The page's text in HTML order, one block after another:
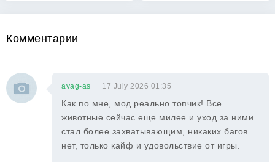
Комментарии
avag-as 17 July 2026 01:35
Как по мне, мод реально топчик! Все
животные сейчас еще милее и уход за ними
стал более захватывающим, никаких багов
нет, только кайф и удовольствие от игры.